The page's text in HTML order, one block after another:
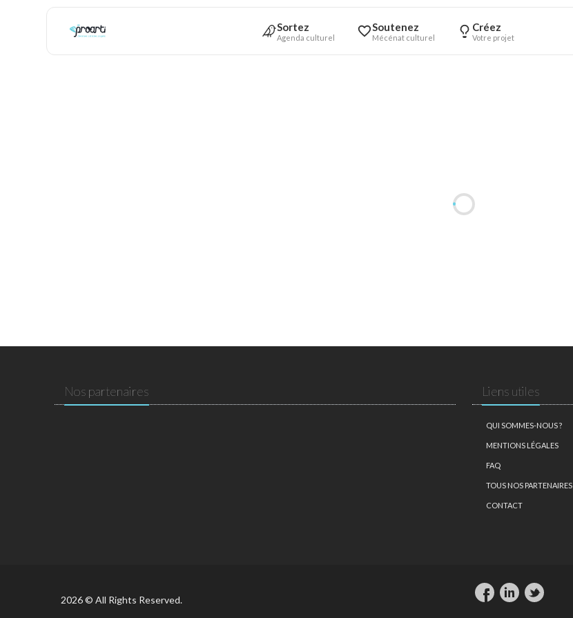
Sortez
Agenda culturel
Soutenez
Mécénat culturel
Créez
Votre projet
Nos partenaires Liens utiles
QUI SOMMES-NOUS ?
MENTIONS LÉGALES
FAQ
TOUS NOS PARTENAIRES
CONTACT
2026 © All Rights Reserved.